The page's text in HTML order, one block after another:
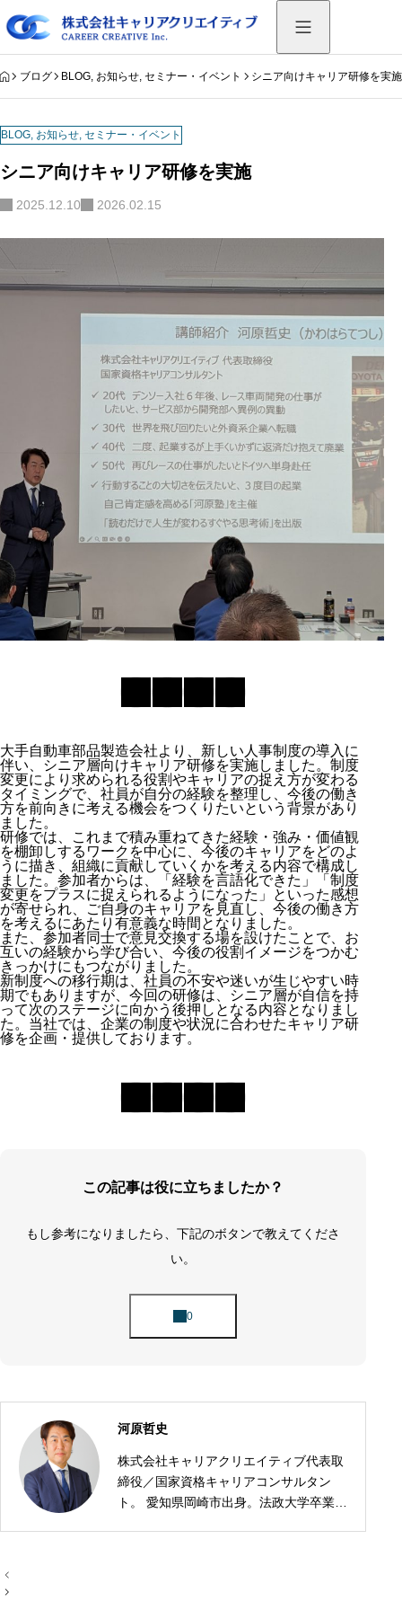
HOME
ブログ BLOG, お知らせ,セミナー・イベント シニア向けキャリア研修を実施
BLOG, お知らせ, セミナー・イベント
シニア向けキャリア研修を実施
2025.12.10 2026.02.15
大手自動車部品製造会社より、新しい人事制度の導入に
伴い、シニア層向けキャリア研修を実施しました。制度
変更により求められる役割やキャリアの捉え方が変わる
タイミングで、社員が自分の経験を整理し、今後の働き
方を前向きに考える機会をつくりたいという背景があり
ました。
研修では、これまで積み重ねてきた経験・強み・価値観
を棚卸しするワークを中心に、今後のキャリアをどのよ
うに描き、組織に貢献していくかを考える内容で構成し
ました。参加者からは、「経験を言語化できた」「制度
変更をプラスに捉えられるようになった」といった感想
が寄せられ、ご自身のキャリアを見直し、今後の働き方
を考えるにあたり有意義な時間となりました。
また、参加者同士で意見交換する場を設けたことで、お
互いの経験から学び合い、今後の役割イメージをつかむ
きっかけにもつながりました。
新制度への移行期は、社員の不安や迷いが生じやすい時
期でもありますが、今回の研修は、シニア層が自信を持
って次のステージに向かう後押しとなる内容となりまし
た。当社では、企業の制度や状況に合わせたキャリア研
修を企画・提供しております。
この記事は役に立ちましたか？
もし参考になりましたら、下記のボタンで教えてくださ
い。
河原哲史
株式会社キャリアクリエイティブ代表取
締役／国家資格キャリアコンサルタン
ト。 愛知県岡崎市出身。法政大学卒業
投
稿